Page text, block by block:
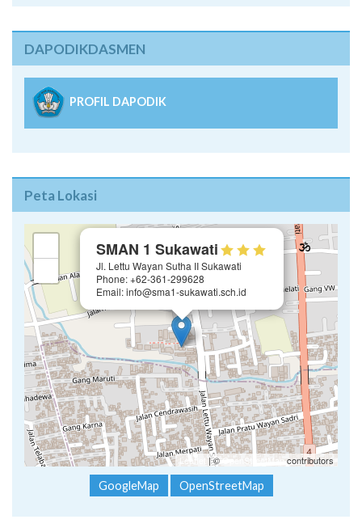
DAPODIKDASMEN
PROFIL DAPODIK
Peta Lokasi
SMAN 1 Sukawati
Jl. Lettu Wayan Sutha II Sukawati
Phone: +62-361-299628
Email: info@sma1-sukawati.sch.id
Leaflet | ©OpenStreetMap contributors
GoogleMap OpenStreetMap